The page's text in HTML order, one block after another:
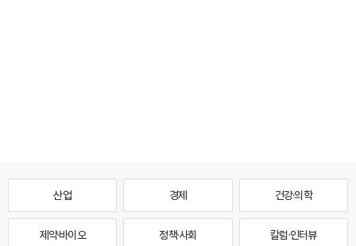
산업 경제 건강·의학
제약·바이오 정책·사회 칼럼·인터뷰